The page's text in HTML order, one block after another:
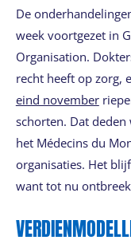
De
week voortgezet in
Organisation.
recht heeft op zorg,
eind november
schorten. Dat deden
het Médecins du
organisaties. Het
want tot nu